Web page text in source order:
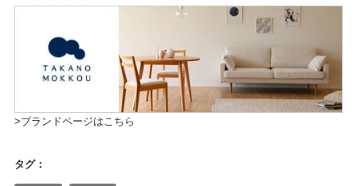
>ブランドページはこちら
タグ：